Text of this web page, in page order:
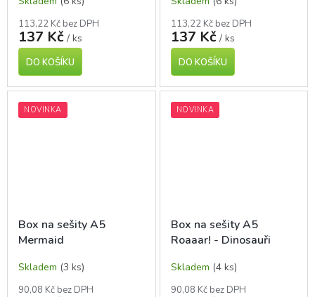
113,22 Kč bez DPH
137 Kč / ks
DO KOŠÍKU
113,22 Kč bez DPH
137 Kč / ks
DO KOŠÍKU
NOVINKA
Box na sešity A5
Mermaid
Skladem (3 ks)
90,08 Kč bez DPH
NOVINKA
Box na sešity A5
Roaaar! - Dinosauři
Skladem (4 ks)
90,08 Kč bez DPH